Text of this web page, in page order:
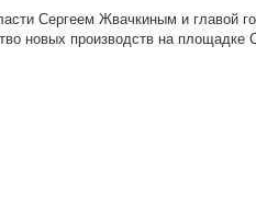
Сергеем Жвачкиным и главой
новых производств на